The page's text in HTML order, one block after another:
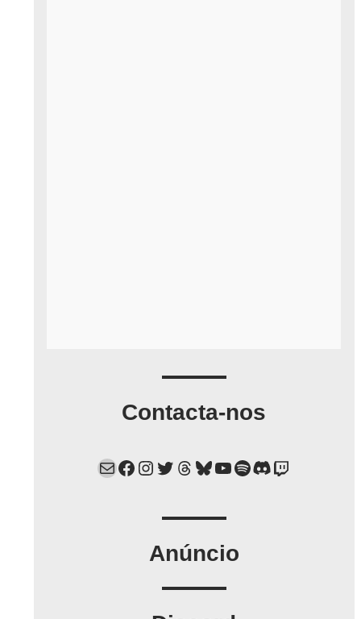
Contacta-nos
Mail Facebook Instagram Twitter Threads Bluesky YouTube Spotify Discord Twitch
Anúncio